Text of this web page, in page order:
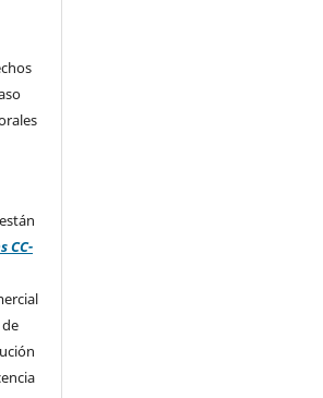
CC-